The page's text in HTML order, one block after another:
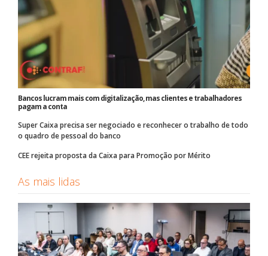
Bancos lucram mais com digitalização, mas clientes e trabalhadores
pagam a conta
Super Caixa precisa ser negociado e reconhecer o trabalho de todo
o quadro de pessoal do banco
CEE rejeita proposta da Caixa para Promoção por Mérito
As mais lidas